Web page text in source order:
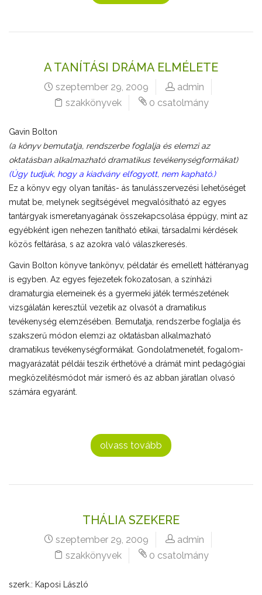
A TANÍTÁSI DRÁMA ELMÉLETE
szeptember 29, 2009
admin
szakkönyvek
0 csatolmány
Gavin Bolton
(a könyv bemutatja, rendszerbe foglalja és elemzi az
oktatásban alkalmazható dramatikus tevékenységformákat)
(Úgy tudjuk, hogy a kiadvány elfogyott, nem kapható.)
Ez a könyv egy olyan tanítás- ás tanulásszervezési lehetőséget
mutat be, melynek segítségével megvalósítható az egyes
tantárgyak ismeretanyagának összekapcsolása éppúgy, mint az
egyébként igen nehezen tanítható etikai, társadalmi kérdések
közös feltárása, s az azokra való válaszkeresés.
Gavin Bolton könyve tankönyv, példatár és emellett háttéranyag
is egyben. Az egyes fejezetek fokozatosan, a színházi
dramaturgia elemeinek és a gyermeki játék természetének
vizsgálatán keresztül vezetik az olvasót a dramatikus
tevékenység elemzésében. Bemutatja, rendszerbe foglalja és
szakszerű módon elemzi az oktatásban alkalmazható
dramatikus tevékenységformákat. Gondolatmenetét, fogalom-
magyarázatát példái teszik érthetővé a drámát mint pedagógiai
megközelítésmódot már ismerő és az abban járatlan olvasó
számára egyaránt.
olvass tovább
THÁLIA SZEKERE
szeptember 29, 2009
admin
szakkönyvek
0 csatolmány
szerk.: Kaposi László